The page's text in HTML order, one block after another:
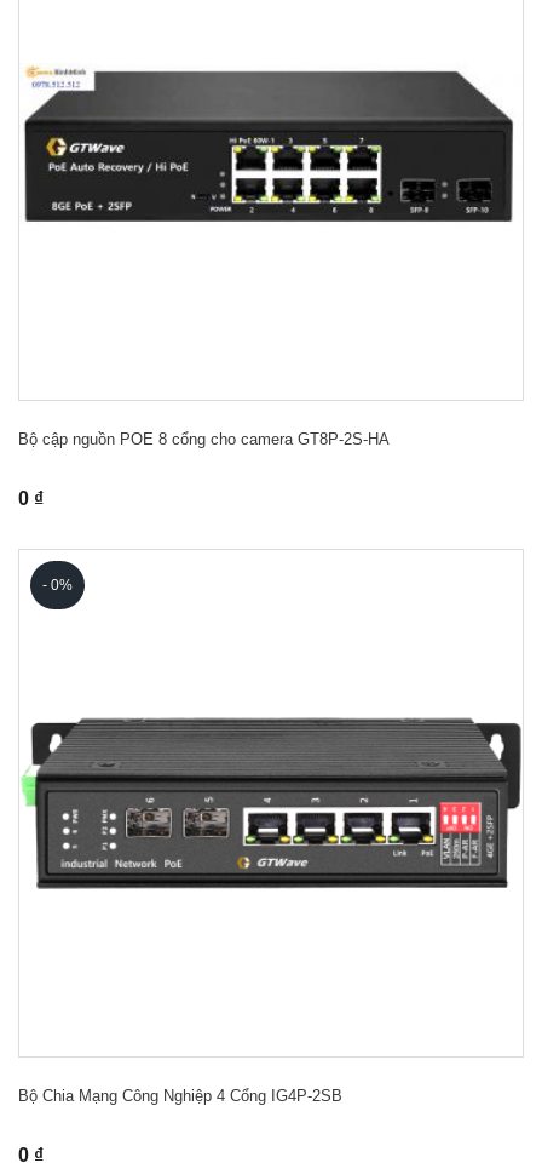
Bộ cập nguồn POE 8 cổng cho camera GT8P-2S-HA
0 ₫
- 0%
Bộ Chia Mạng Công Nghiệp 4 Cổng IG4P-2SB
0 ₫